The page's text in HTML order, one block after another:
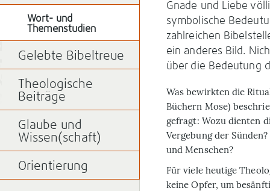
Gnade und Liebe
symbolische
zahlreichen
ein anderes Bild.
über die Bedeutung
Was bewirkten die
Büchern Mose)
gefragt: Wozu dienten
Vergebung der
und Menschen?
Für viele heutige
keine Opfer, um
Wort- und
Themenstudien
Gelebte Bibeltreue
Theologische
Beiträge
Glaube und
Wissen(schaft)
Orientierung